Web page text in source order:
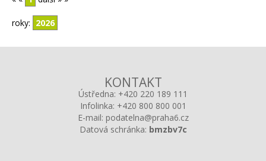
roky: 2026
KONTAKT
Ústředna: +420 220 189 111
Infolinka: +420 800 800 001
E-mail: podatelna@praha6.cz
Datová schránka: bmzbv7c